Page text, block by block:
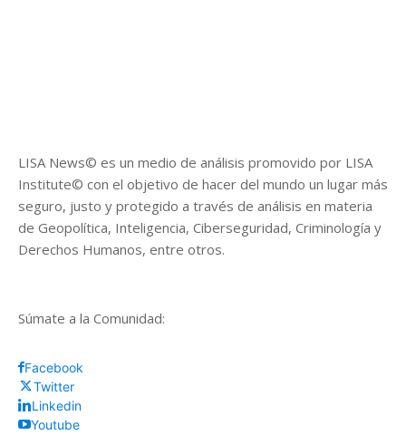
LISA News© es un medio de análisis promovido por LISA
Institute© con el objetivo de hacer del mundo un lugar más
seguro, justo y protegido a través de análisis en materia
de Geopolítica, Inteligencia, Ciberseguridad, Criminología y
Derechos Humanos, entre otros.
Súmate a la Comunidad:
Facebook
Twitter
Linkedin
Youtube